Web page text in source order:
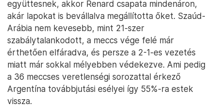
együttesnek, akkor Renard csapata mindenáron,
akár lapokat is bevállalva megállította őket. Szaúd-
Arábia nem kevesebb, mint 21-szer
szabálytalankodott, a meccs vége felé már
érthetően elfáradva, és persze a 2-1-es vezetés
miatt már sokkal mélyebben védekezve. Ami pedig
a 36 meccses veretlenségi sorozattal érkező
Argentína továbbjutási esélyei így 55%-ra estek
vissza.